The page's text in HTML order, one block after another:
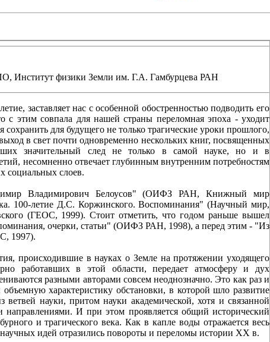
Институт физики Земли им. Г.А. Гамбурцева РАН
заставляет нас с особенной обостренностью подводить его
с этим совпала для нашей страны переломная эпоха - уходит
для будущего не только трагические уроки прошлого,
в свет почти одновременно нескольких книг, посвященных
значительный след не только в самой науке, но и в
несомненно отвечает глубинным внутренним потребностям
социальных слоев.
Владимирович Белоусов" (ОИФЗ РАН, Книжный мир
100-летие Д.С. Коржинского. Воспоминания" (Научный мир,
(ГЕОС, 1999). Стоит отметить, что годом раньше вышел
очерки, статьи" (ОИФЗ РАН, 1998), а перед этим - "Из
1997).
происходившие в науках о Земле на протяжении уходящего
работавших в этой области, передает атмосферу и дух
разными авторами совсем неоднозначно. Это как раз и
характеристику обстановки, в которой шло развитие
науки, притом науки академической, хотя и связанной
И при этом проявляется общий исторический
и трагического века. Как в капле воды отражается весь
идей отразились повороты и переломы истории XX в.